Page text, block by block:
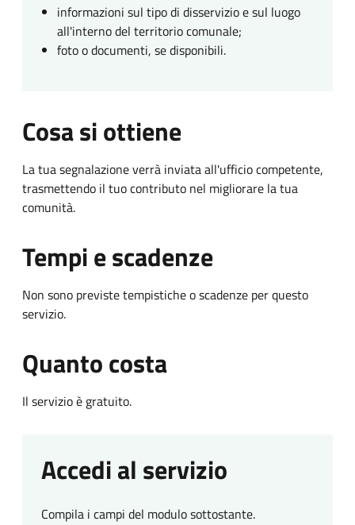
informazioni sul tipo di disservizio e sul luogo
all'interno del territorio comunale;
foto o documenti, se disponibili.
Cosa si ottiene
La tua segnalazione verrà inviata all'ufficio competente,
trasmettendo il tuo contributo nel migliorare la tua
comunità.
Tempi e scadenze
Non sono previste tempistiche o scadenze per questo
servizio.
Quanto costa
Il servizio è gratuito.
Accedi al servizio
Compila i campi del modulo sottostante.